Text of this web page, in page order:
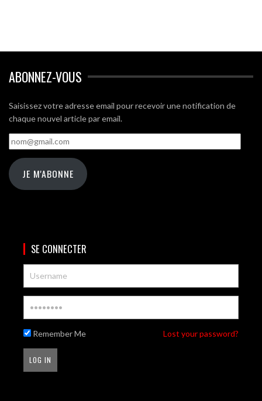
ABONNEZ-VOUS
Saisissez votre adresse email pour recevoir une notification de
chaque nouvel article par email.
nom@gmail.com
JE M'ABONNE
SE CONNECTER
Remember Me Lost your password?